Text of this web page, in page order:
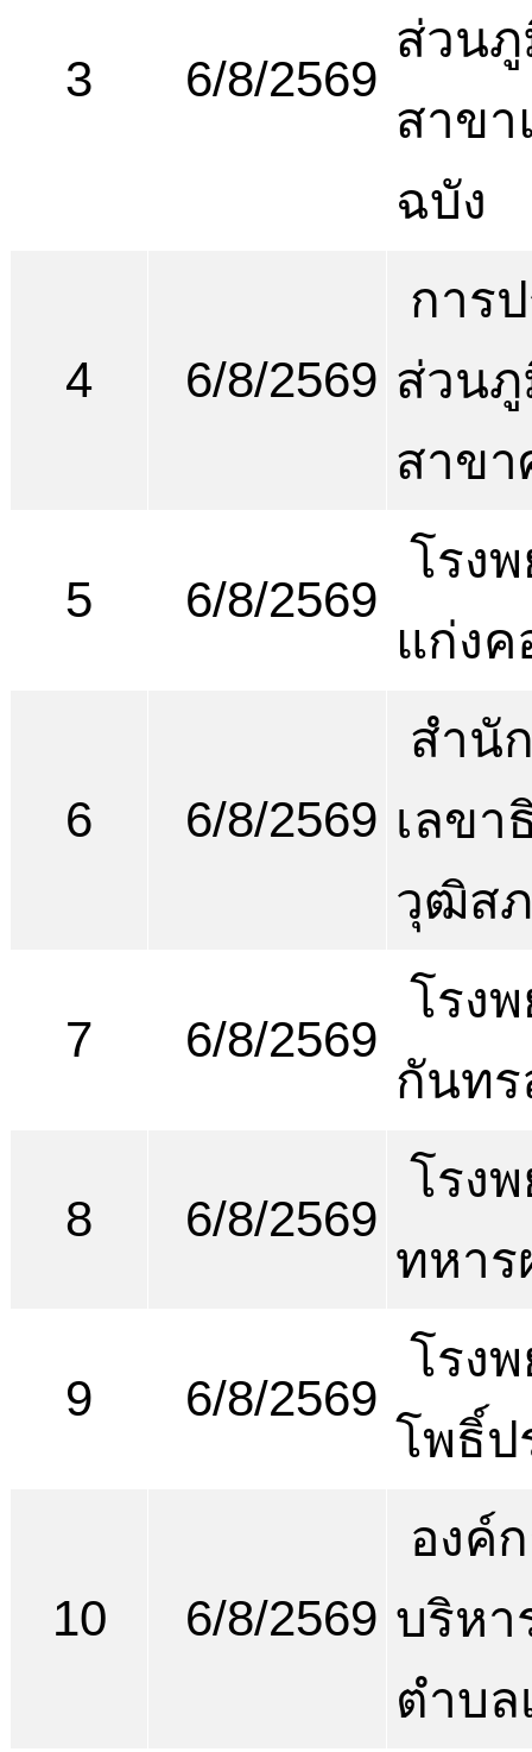
3 6/8/2569
ส่วน
สาข
ฉบัง
4 6/8/2569
การ
ส่วน
สาขา
5 6/8/2569
โรง
แก่งค
6 6/8/2569
สำนั
เลขา
วุฒิส
7 6/8/2569
โรง
กันท
8 6/8/2569
โรง
ทหา
9 6/8/2569
โรง
โพธิ์ป
10 6/8/2569
องค์
บริหา
ตำบล